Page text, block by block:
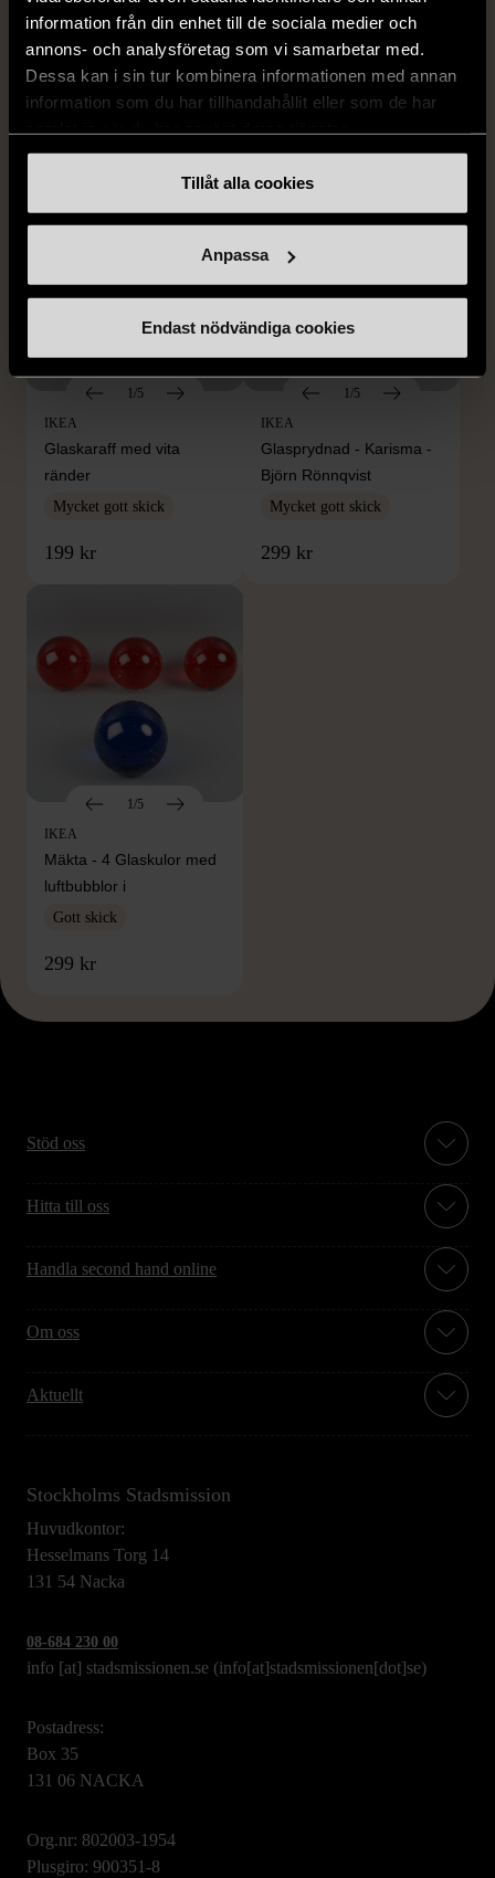
information från din enhet till de sociala medier och
annons- och analysföretag som vi samarbetar med.
Dessa kan i sin tur kombinera informationen med annan
information som du har tillhandahållit eller som de har
Tillåt alla cookies
Anpassa
Endast nödvändiga cookies
1/5
IKEA Vit blomformad vas
Gott skick
259 kr
1/5
Gott skick
139 kr
1/5
IKEA
Glaskaraff med vita
ränder
Mycket gott skick
199 kr
1/5
IKEA
Glasprydnad - Karisma -
Björn Rönnqvist
Mycket gott skick
299 kr
1/5
IKEA
Mäkta - 4 Glaskulor med
luftbubblor i
Gott skick
299 kr
Stöd oss
Hitta till oss
Handla second hand online
Om oss
Aktuellt
Stockholms Stadsmission
Huvudkontor:
Hesselmans Torg 14
131 54 Nacka
08-684 230 00
info [at] stadsmissionen.se (info[at]stadsmissionen[dot]se)
Postadress:
Box 35
131 06 NACKA
Org.nr: 802003-1954
Plusgiro: 900351-8